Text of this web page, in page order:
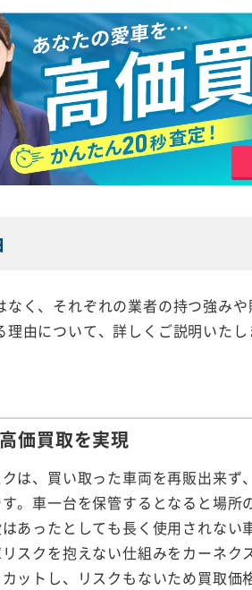
く、それぞれの業者の持つ強み
由について、詳しくご説明いたし
高価買取を実現
は、買い取った車両を再販出来ず、
。車一台を保管するとなると場所
あったとしても長く使用されない
スクを抱えない仕組みをカーネク
ットし、リスクもないため買取価